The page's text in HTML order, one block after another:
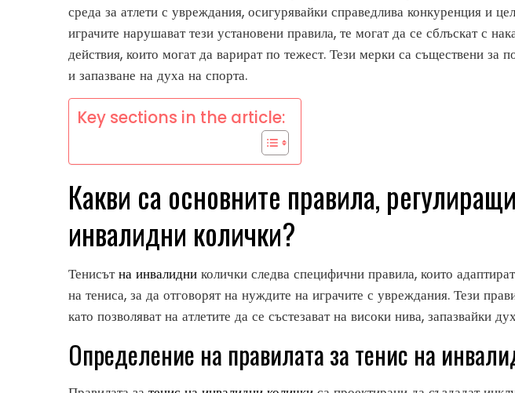
среда за атлети с увреждания, осигурявайки справедлива конкуренция и
играчите нарушават тези установени правила, те могат да се сблъскат с
действия, които могат да варират по тежест. Тези мерки са съществени за
и запазване на духа на спорта.
Key sections in the article:
Какви са основните правила,
инвалидни колички?
Тенисътна инвалидни колички следва специфични правила, които
на тениса, за да отговорят на нуждите на играчите с увреждания. Тези
като позволяват на атлетите да се състезават на високи нива, запазвайки
Определение на правилата за тенис на